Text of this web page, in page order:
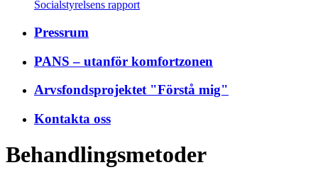
Socialstyrelsens rapport
Pressrum
PANS – utanför komfortzonen
Arvsfondsprojektet "Förstå mig"
Kontakta oss
Behandlings­metoder